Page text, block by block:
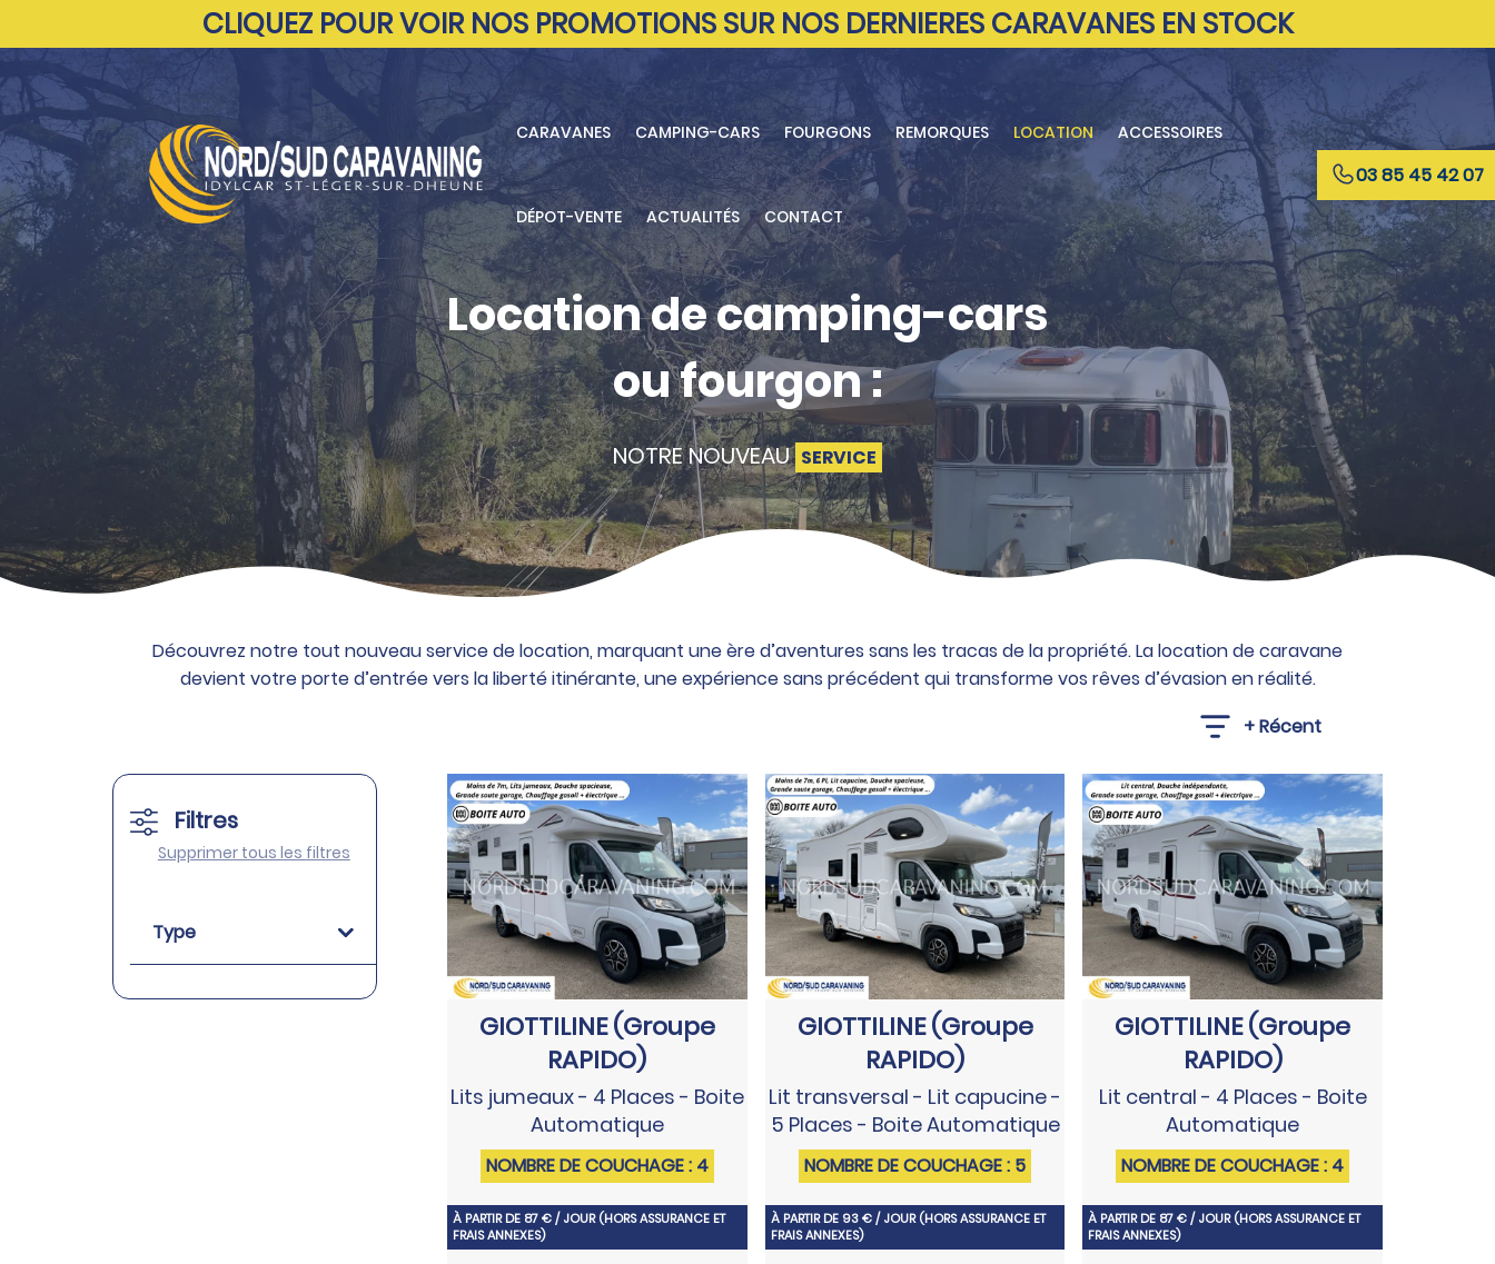
CLIQUEZ POUR VOIR NOS PROMOTIONS SUR NOS DERNIERES CARAVANES EN STOCK
CARAVANES CAMPING-CARS FOURGONS REMORQUES LOCATION ACCESSOIRES
DÉPOT-VENTE ACTUALITÉS CONTACT
03 85 45 42 07
Location de camping-cars
ou fourgon :
NOTRE NOUVEAU SERVICE
Découvrez notre tout nouveau service de location, marquant une ère d’aventures sans les tracas de la propriété. La location de caravane
devient votre porte d’entrée vers la liberté itinérante, une expérience sans précédent qui transforme vos rêves d’évasion en réalité.
Filtres
Supprimer tous les filtres
Type
Trier- Location
Trier le contenu
+ Récent
Trier le contenu
GIOTTILINE (Groupe
RAPIDO)
Lits jumeaux - 4 Places - Boite
Automatique
NOMBRE DE COUCHAGE : 4
À PARTIR DE 87 € / JOUR (HORS ASSURANCE ET
FRAIS ANNEXES)
GIOTTILINE (Groupe
RAPIDO)
Lit transversal - Lit capucine -
5 Places - Boite Automatique
NOMBRE DE COUCHAGE : 5
À PARTIR DE 93 € / JOUR (HORS ASSURANCE ET
FRAIS ANNEXES)
GIOTTILINE (Groupe
RAPIDO)
Lit central - 4 Places - Boite
Automatique
NOMBRE DE COUCHAGE : 4
À PARTIR DE 87 € / JOUR (HORS ASSURANCE ET
FRAIS ANNEXES)